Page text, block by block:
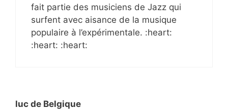
fait partie des musiciens de Jazz qui
surfent avec aisance de la musique
populaire à l’expérimentale. :heart:
:heart: :heart:
luc de Belgique